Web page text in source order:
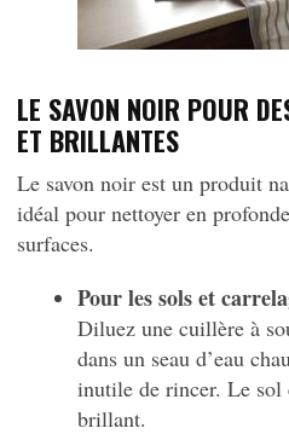
LE SAVON NOIR POUR
ET BRILLANTES
Le savon noir est un produit
idéal pour nettoyer en
surfaces.
Pour les sols et
Diluez une cuillère à
dans un seau d’eau
inutile de rincer. Le sol
brillant.